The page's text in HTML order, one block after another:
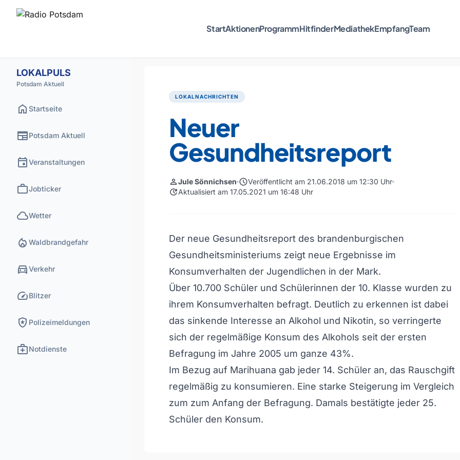
StartAktionenProgrammHitfinderMediathekEmpfangTeam
LOKALPULS
Potsdam Aktuell
home Startseite
newspaperPotsdam Aktuell
eventVeranstaltungen
workJobticker
cloudWetter
local_fire_department Waldbrandgefahr
directions_carVerkehr
speedBlitzer
local_police Polizeimeldungen
medical_servicesNotdienste
LOKALNACHRICHTEN
Neuer
Gesundheitsreport
personJule Sönnichsen scheduleVeröffentlicht am 21.06.2018 um 12:30 Uhr
updateAktualisiert am 17.05.2021 um 16:48 Uhr
Der neue Gesundheitsreport des brandenburgischen
Gesundheitsministeriums zeigt neue Ergebnisse im
Konsumverhalten der Jugendlichen in der Mark.
Über 10.700 Schüler und Schülerinnen der 10. Klasse wurden zu
ihrem Konsumverhalten befragt. Deutlich zu erkennen ist dabei
das sinkende Interesse an Alkohol und Nikotin, so verringerte
sich der regelmäßige Konsum des Alkohols seit der ersten
Befragung im Jahre 2005 um ganze 43%.
Im Bezug auf Marihuana gab jeder 14. Schüler an, das Rauschgift
regelmäßig zu konsumieren. Eine starke Steigerung im Vergleich
zum zum Anfang der Befragung. Damals bestätigte jeder 25.
Schüler den Konsum.